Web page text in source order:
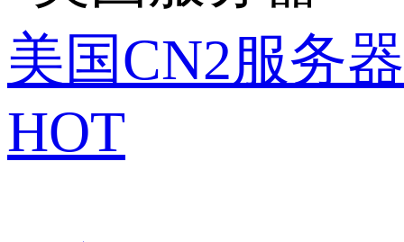
美国CN2服务器
HOT